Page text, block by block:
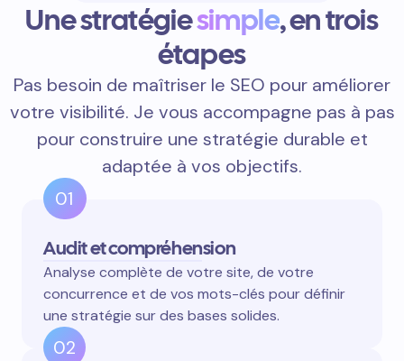
Une stratégiesimple, en trois
étapes
Pas besoin de maîtriser le SEO pour améliorer
votre visibilité. Je vous accompagne pas à pas
pour construire une stratégie durable et
adaptée à vos objectifs.
01
Audit et compréhension
Analyse complète de votre site, de votre
concurrence et de vos mots-clés pour définir
une stratégie sur des bases solides.
02